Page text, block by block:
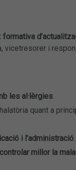
formativa
i
les al·lèrgies.
quant a
i l’administració.
controlar millor la